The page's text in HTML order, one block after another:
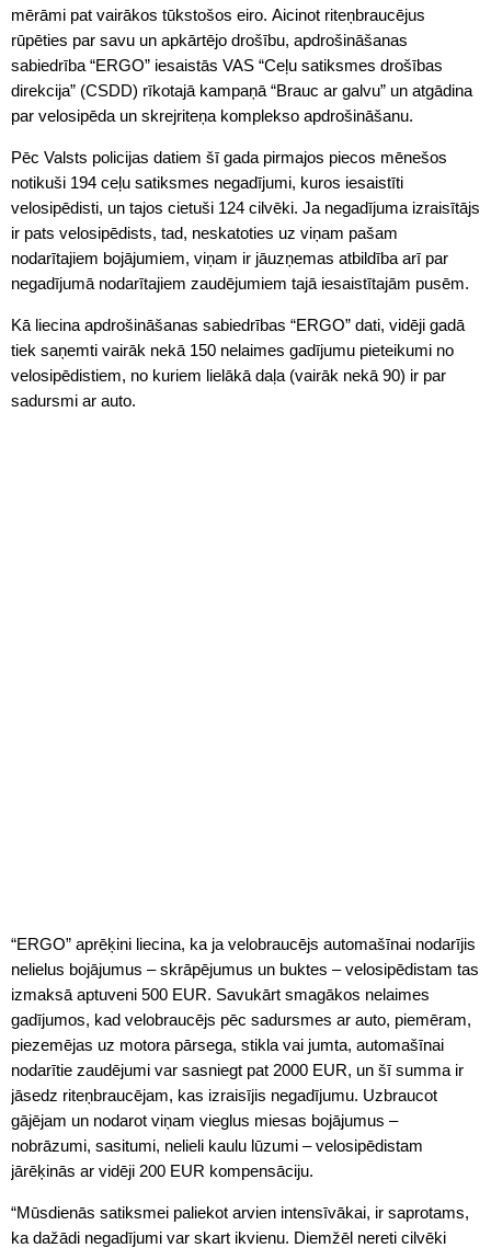
mērāmi pat vairākos tūkstošos eiro. Aicinot riteņbraucējus
rūpēties par savu un apkārtējo drošību, apdrošināšanas
sabiedrība “ERGO” iesaistās VAS “Ceļu satiksmes drošības
direkcija” (CSDD) rīkotajā kampaņā “Brauc ar galvu” un atgādina
par velosipēda un skrejriteņa komplekso apdrošināšanu.
Pēc Valsts policijas datiem šī gada pirmajos piecos mēnešos
notikuši 194 ceļu satiksmes negadījumi, kuros iesaistīti
velosipēdisti, un tajos cietuši 124 cilvēki. Ja negadījuma izraisītājs
ir pats velosipēdists, tad, neskatoties uz viņam pašam
nodarītajiem bojājumiem, viņam ir jāuzņemas atbildība arī par
negadījumā nodarītajiem zaudējumiem tajā iesaistītajām pusēm.
Kā liecina apdrošināšanas sabiedrības “ERGO” dati, vidēji gadā
tiek saņemti vairāk nekā 150 nelaimes gadījumu pieteikumi no
velosipēdistiem, no kuriem lielākā daļa (vairāk nekā 90) ir par
sadursmi ar auto.
“ERGO” aprēķini liecina, ka ja velobraucējs automašīnai nodarījis
nelielus bojājumus – skrāpējumus un buktes – velosipēdistam tas
izmaksā aptuveni 500 EUR. Savukārt smagākos nelaimes
gadījumos, kad velobraucējs pēc sadursmes ar auto, piemēram,
piezemējas uz motora pārsega, stikla vai jumta, automašīnai
nodarītie zaudējumi var sasniegt pat 2000 EUR, un šī summa ir
jāsedz riteņbraucējam, kas izraisījis negadījumu. Uzbraucot
gājējam un nodarot viņam vieglus miesas bojājumus –
nobrāzumi, sasitumi, nelieli kaulu lūzumi – velosipēdistam
jārēķinās ar vidēji 200 EUR kompensāciju.
“Mūsdienās satiksmei paliekot arvien intensīvākai, ir saprotams,
ka dažādi negadījumi var skart ikvienu. Diemžēl nereti cilvēki